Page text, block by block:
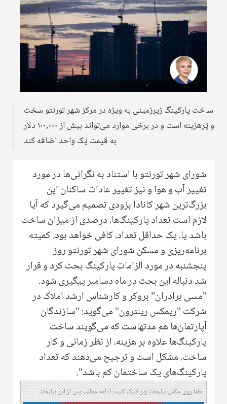
ساخت پارکینگ زیرزمینی به ویژه در مرکز شهر تورنتو سخت
و پُرهزینه است و در برخی موارد می‌تواند بیش از ۱۰۰,۰۰۰ دلار
به قیمت یک واحد اضافه کند
شورای شهر تورنتو با استناد به نگرانی‌ها در مورد
تغییر آب و هوا و نیز تغییر عادات ساکنان این
بزرگ‌ترین شهر کانادا بزودی تصمیم می‌گیرد که آیا
لازم است تعداد پارکینگ‌ها، درصدی از میزان ساخت
باشد یا، یک حداقل تعداد، کافی خواهد بود. کمیته
برنامه‌ریزی و مسکن شورای شهر تورنتو روز
پنجشنبه در مورد الزامات پارکینگ بحث کرد و قرار
شد دنباله این بحث در ماه دسامبر پیگیری شود.
"مسی برادران" بروکر و کارشناس ارشد املاک در
شرکت "ریمکس ریلترون" می‌گوید: "سازندگان
آپارتمان‌ها هم مدتهاست که می‌گویند ساخت
پارکینگ‌ها علاوه بر هزینه، از نظر زمانی و کار
ساخت، مشکل است و ترجیح می‌دهند که تعداد
پارکینگ‌های یک ساختمان کم باشد".
لطفا روی عکس تبلیغات زیر کلیک کنید؛ ادامه مطلب پس از این تبلیغات